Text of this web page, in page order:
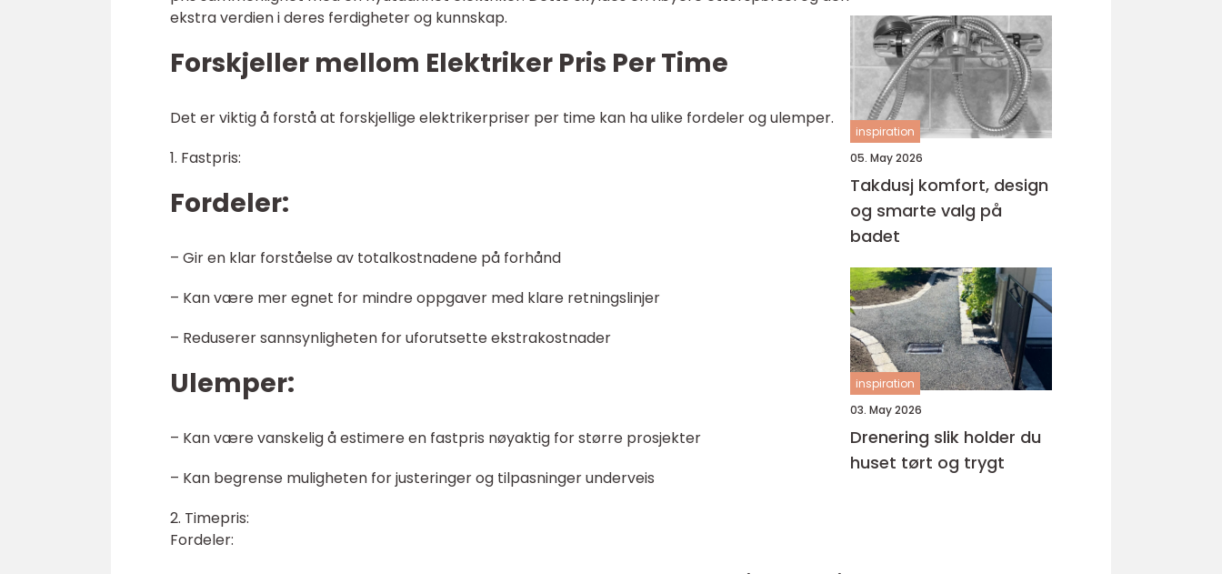
ekstra verdien i deres ferdigheter og kunnskap.
Forskjeller mellom Elektriker Pris Per Time
Det er viktig å forstå at forskjellige elektrikerpriser per time kan ha ulike fordeler og ulemper.
1. Fastpris:
Fordeler:
– Gir en klar forståelse av totalkostnadene på forhånd
– Kan være mer egnet for mindre oppgaver med klare retningslinjer
– Reduserer sannsynligheten for uforutsette ekstrakostnader
Ulemper:
– Kan være vanskelig å estimere en fastpris nøyaktig for større prosjekter
– Kan begrense muligheten for justeringer og tilpasninger underveis
2. Timepris:
Fordeler:
inspiration
05. May 2026
Takdusj komfort, design
og smarte valg på
badet
inspiration
03. May 2026
Drenering slik holder du
huset tørt og trygt